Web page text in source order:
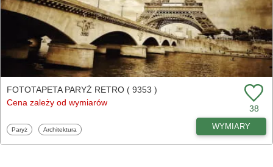
FOTOTAPETA PARYŻ RETRO ( 9353 )
Cena zależy od wymiarów
38
Fototapety
Paryż Fototapety
Architektura WYMIARY